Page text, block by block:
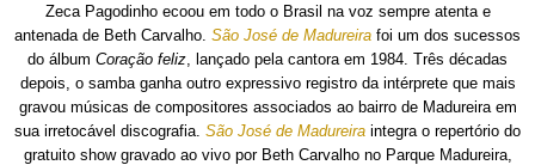
Zeca Pagodinho ecoou em todo o Brasil na voz sempre atenta e
antenada de Beth Carvalho. São José de Madureira foi um dos sucessos
do álbum Coração feliz , lançado pela cantora em 1984. Três décadas
depois, o samba ganha outro expressivo registro da intérprete que mais
gravou músicas de compositores associados ao bairro de Madureira em
sua irretocável discografia. São José de Madureira integra o repertório do
gratuito show gravado ao vivo por Beth Carvalho no Parque Madureira,